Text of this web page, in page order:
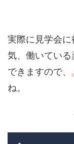
実際に見学会
気、働いてい
できますので、
ね。